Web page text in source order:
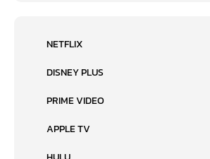
NETFLIX
DISNEY PLUS
PRIME VIDEO
APPLE TV